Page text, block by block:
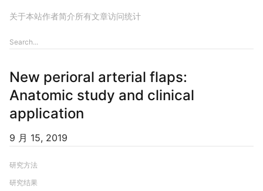
关于本站作者简介所有文章访问统计
New perioral arterial flaps:
Anatomic study and clinical
application
9 月 15, 2019
研究方法
研究结果